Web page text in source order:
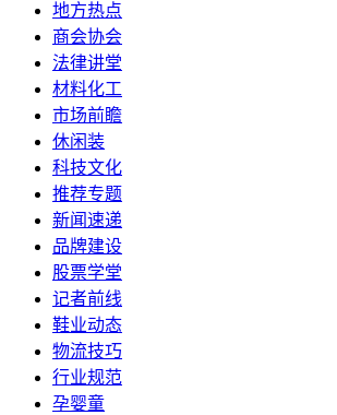
地方热点
商会协会
法律讲堂
材料化工
市场前瞻
休闲装
科技文化
推荐专题
新闻速递
品牌建设
股票学堂
记者前线
鞋业动态
物流技巧
行业规范
孕婴童